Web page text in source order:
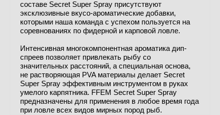
составе Secret Super Spray присутствуют
эксклюзивные вкусо-ароматические добавки,
которыми наша команда с успехом пользуется на
соревнованиях по фидерной и карповой ловле.
Интенсивная многокомпонентная ароматика дип-
спреев позволяет привлекать рыбу со
значительных расстояний, а специальная основа,
не растворяющая PVA материалы делает Secret
Super Spray эффективным инструментом в руках
умелого карпятника. FFEM Secret Super Spray
предназначены для применения в любое время года
при ловле всех видов мирных пород рыб.